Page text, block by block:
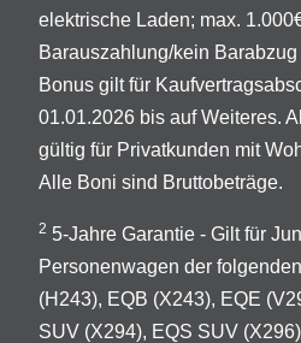
elektrische Laden; max.
Barauszahlung/kein
Bonus gilt für
01.01.2026 bis auf Weiteres.
gültig für Privatkunden mit
Alle Boni sind Bruttobeträge.
2 5-Jahre Garantie - Gilt für
Personenwagen der
(H243), EQB (X243), EQE
SUV (X294), EQS SUV